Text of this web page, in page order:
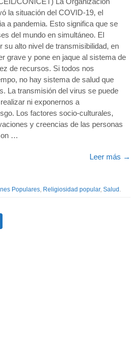
la situación del COVID-19, el
a pandemia. Esto significa que se
del mundo en simultáneo. El
su alto nivel de transmisibilidad, en
grave y pone en jaque al sistema de
de recursos. Si todos nos
no hay sistema de salud que
La transmisión del virus se puede
ni exponernos a
Los factores socio-culturales,
y creencias de las personas
…
Leer más →
Populares, Religiosidad popular, Salud .